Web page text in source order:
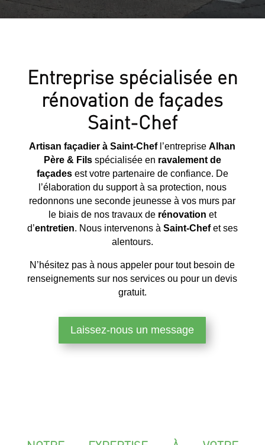
Entreprise spécialisée en
rénovation de façades
Saint-Chef
Artisan façadier à Saint-Chef l’entrepriseAlhan
Père & Filsspécialisée en ravalement de
façadesest votre partenaire de confiance. De
l’élaboration du support à sa protection, nous
redonnons une seconde jeunesse à vos murs par
le biais de nos travaux de rénovation et
d’entretien. Nous intervenons à Saint-Chefet ses
alentours.
N’hésitez pas à nous appeler pour tout besoin de
renseignements sur nos services ou pour un devis
gratuit.
Laissez-nous un message